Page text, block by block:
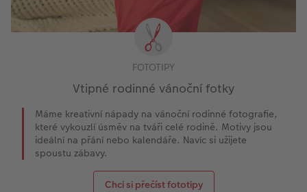
FOTOTIPY
Vtipné rodinné vánoční fotky
Máme kreativní nápady na vánoční rodinné fotografie,
které vykouzlí úsměv na tváři celé rodině. Motivy jsou
ideální na přání nebo kalendáře. Navíc si užijete
spoustu zábavy.
Chci si přečíst fototipy